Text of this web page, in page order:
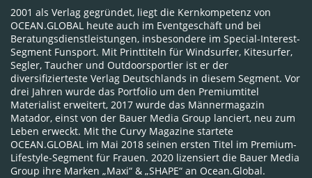
2001 als Verlag gegründet, liegt die Kernkompetenz von
OCEAN.GLOBAL heute auch im Eventgeschäft und bei
Beratungsdienstleistungen, insbesondere im Special-Interest-
Segment Funsport. Mit Printtiteln für Windsurfer, Kitesurfer,
Segler, Taucher und Outdoorsportler ist er der
diversifizierteste Verlag Deutschlands in diesem Segment. Vor
drei Jahren wurde das Portfolio um den Premiumtitel
Materialist erweitert, 2017 wurde das Männermagazin
Matador, einst von der Bauer Media Group lanciert, neu zum
Leben erweckt. Mit the Curvy Magazine startete
OCEAN.GLOBAL im Mai 2018 seinen ersten Titel im Premium-
Lifestyle-Segment für Frauen. 2020 lizensiert die Bauer Media
Group ihre Marken „Maxi“ & „SHAPE“ an Ocean.Global.